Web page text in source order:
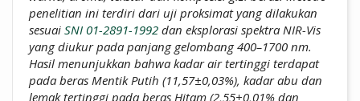
penelitian ini terdiri dari uji proksimat yang dilakukan
sesuai SNI 01-2891-1992 dan eksplorasi spektra NIR-Vis
yang diukur pada panjang gelombang 400–1700 nm.
Hasil menunjukkan bahwa kadar air tertinggi terdapat
pada beras Mentik Putih (11,57±0,03%), kadar abu dan
lemak tertinggi pada beras Hitam (2,55±0,01% dan